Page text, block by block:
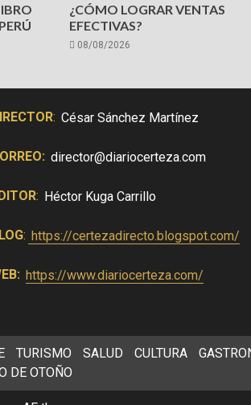
¿CÓMO LOGRAR VENTAS
EFECTIVAS?
08/08/2026
: César Sánchez Martínez
director@diariocerteza.com
: Héctor Kuga Carrillo
: https://certezadirecto.blogspot.com/
https://www.diariocerteza.com/
TURISMO SALUD CULTURA
DE OTOÑO